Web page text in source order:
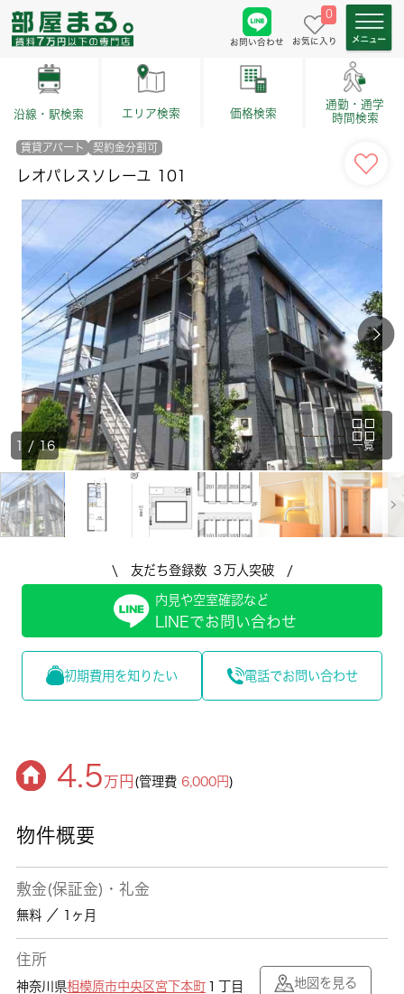
お問い合わせ
0
お気に入り
沿線・駅検索 エリア検索 価格検索
通勤・通学
時間検索
賃貸アパート 契約金分割可
レオパレスソレーユ 101
一覧
1 / 16
\ 友だち登録数 ３万人突破 /
内見や空室確認など
LINEでお問い合わせ
初期費用を知りたい 電話でお問い合わせ
4.5万円 (管理費 6,000円)
物件概要
敷金(保証金)・礼金
無料 ／ 1ヶ月
住所
神奈川県相模原市中央区宮下本町１丁目
地図を見る